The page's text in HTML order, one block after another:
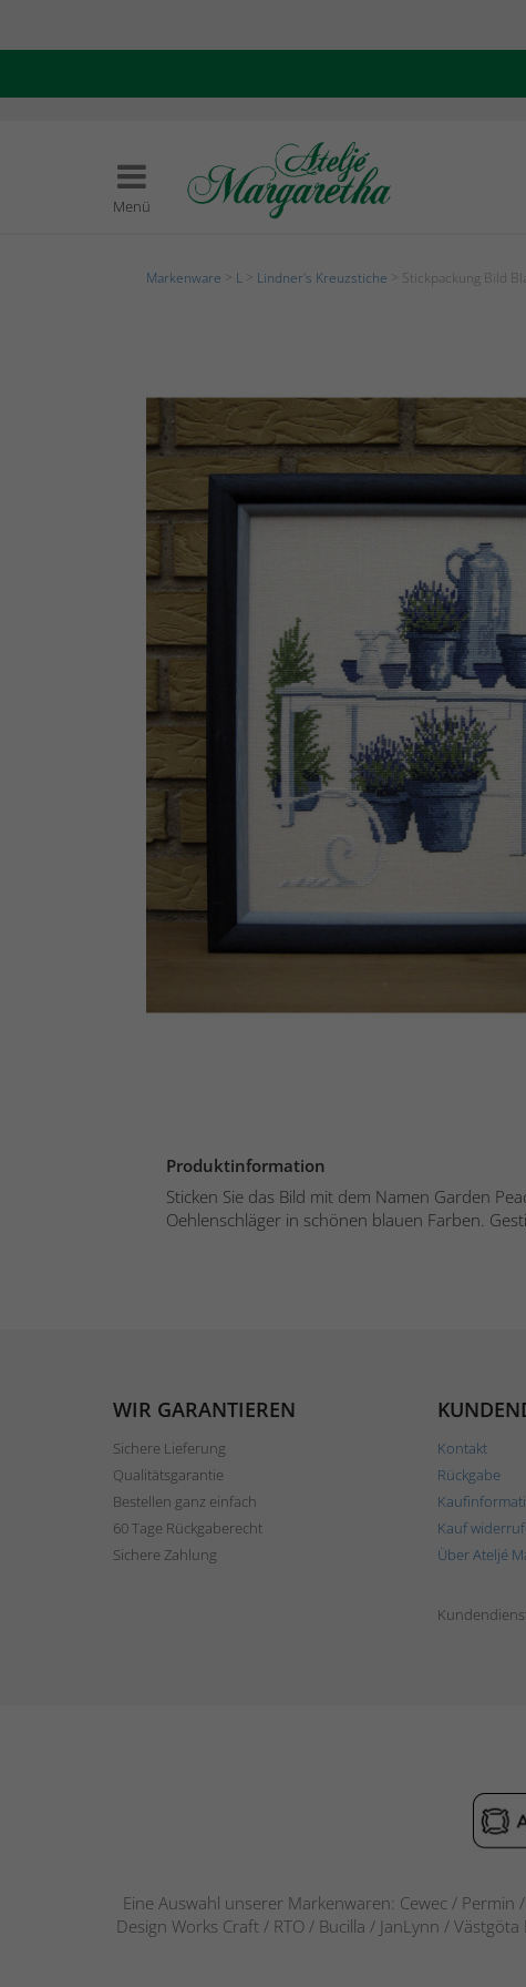
Menü
Markenware L Lindner's Kreuzstiche > Stickpackung Bild
Produktinformation
Sticken Sie das Bild mit dem Namen Garden
Oehlenschläger in schönen blauen Farben.
WIR GARANTIEREN
Sichere Lieferung
Qualitätsgarantie
Bestellen ganz einfach
60 Tage Rückgaberecht
Sichere Zahlung
Kontakt
Rückgabe
Kauf
Über Ateljé
Eine Auswahl unserer Markenwaren: Cewec / Permin
Design Works Craft / RTO / Bucilla / JanLynn /